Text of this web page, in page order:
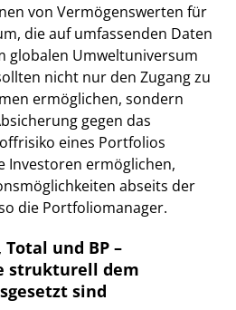
von Vermögenswerten für
die auf umfassenden Daten
globalen Umweltuniversum
nicht nur den Zugang zu
ermöglichen, sondern
gegen das
eines Portfolios
Investoren ermöglichen,
abseits der
die Portfoliomanager.
und BP –
strukturell dem
sind